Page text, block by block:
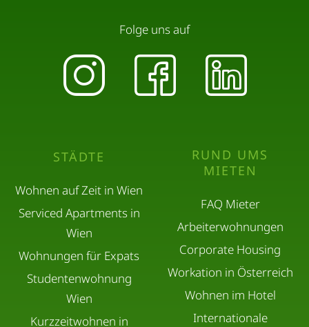
STÄDTE
Wohnen auf Zeit in Wien
Serviced Apartments in
Wien
Wohnungen für Expats
Studentenwohnung
Wien
Kurzzeitwohnen in
RUND UMS
MIETEN
FAQ Mieter
Arbeiterwohnungen
Corporate Housing
Workation in Österreich
Wohnen im Hotel
Internationale
Folge uns auf